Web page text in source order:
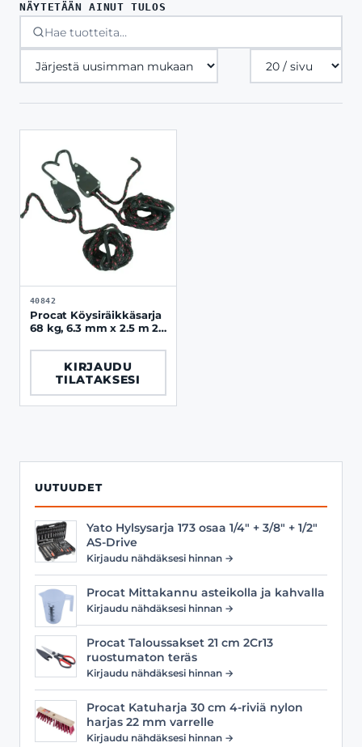
UUTUUDET
Yato Hylsysarja 173 osaa 1/4" + 3/8" + 1/2"
AS-Drive
Kirjaudu nähdäksesi hinnan →
Procat Mittakannu asteikolla ja kahvalla
Kirjaudu nähdäksesi hinnan →
Procat Taloussakset 21 cm 2Cr13
ruostumaton teräs
Kirjaudu nähdäksesi hinnan →
Procat Katuharja 30 cm 4-riviä nylon
harjas 22 mm varrelle
Kirjaudu nähdäksesi hinnan →
NÄYTETÄÄN AINUT TULOS
Tuotteita
sivulla
40842
Procat Köysiräikkäsarja
68 kg, 6.3 mm x 2.5 m 2
KIRJAUDU
TILATAKSESI